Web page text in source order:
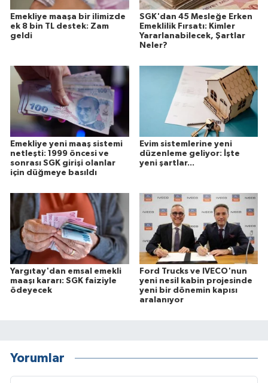
Emekliye maaşa bir ilimizde
ek 8 bin TL destek: Zam
geldi
SGK'dan 45 Mesleğe Erken
Emeklilik Fırsatı: Kimler
Yararlanabilecek, Şartlar
Neler?
Emekliye yeni maaş sistemi
netleşti: 1999 öncesi ve
sonrası SGK girişi olanlar
için düğmeye basıldı
Evim sistemlerine yeni
düzenleme geliyor: İşte
yeni şartlar...
Yargıtay'dan emsal emekli
maaşı kararı: SGK faiziyle
ödeyecek
Ford Trucks ve IVECO'nun
yeni nesil kabin projesinde
yeni bir dönemin kapısı
aralanıyor
Yorumlar